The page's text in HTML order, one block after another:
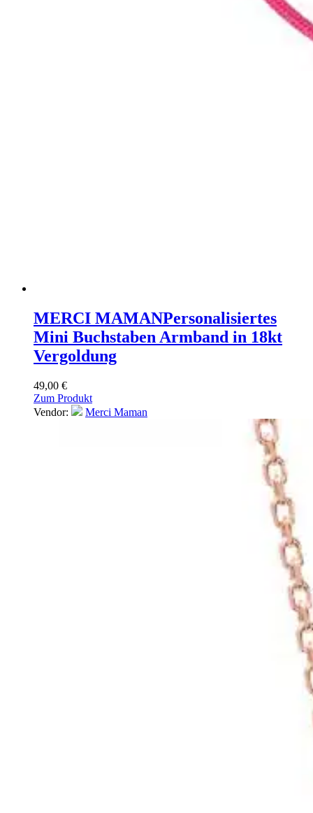
MERCI MAMANPersonalisiertes
Mini Buchstaben Armband in 18kt
Vergoldung
49,00 €
Zum Produkt
Vendor:
Merci Maman